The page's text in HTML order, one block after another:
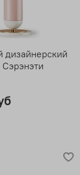
дизайнерский
Сэрэнэти